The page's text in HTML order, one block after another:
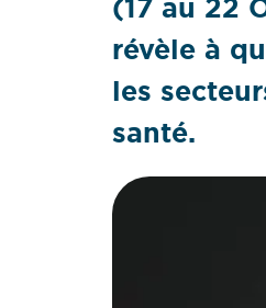
(17 au 22
révèle à
les
santé.